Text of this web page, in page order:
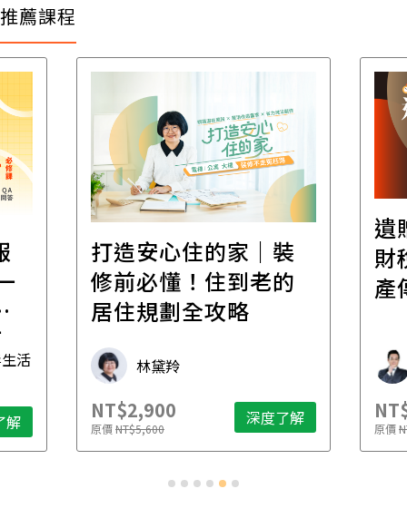
推薦課程
活
解
打造安心住的家｜裝
修前必懂！住到老的
居住規劃全攻略
林黛羚
NT$2,900
原價NT$5,600 深度了解
遺
財
產
原價